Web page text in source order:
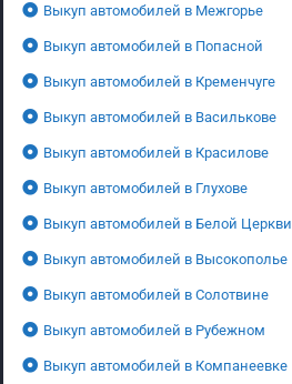
Выкуп автомобилей в Межгорье
Выкуп автомобилей в Попасной
Выкуп автомобилей в Кременчуге
Выкуп автомобилей в Василькове
Выкуп автомобилей в Красилове
Выкуп автомобилей в Глухове
Выкуп автомобилей в Белой Церкви
Выкуп автомобилей в Высокополье
Выкуп автомобилей в Солотвине
Выкуп автомобилей в Рубежном
Выкуп автомобилей в Компанеевке